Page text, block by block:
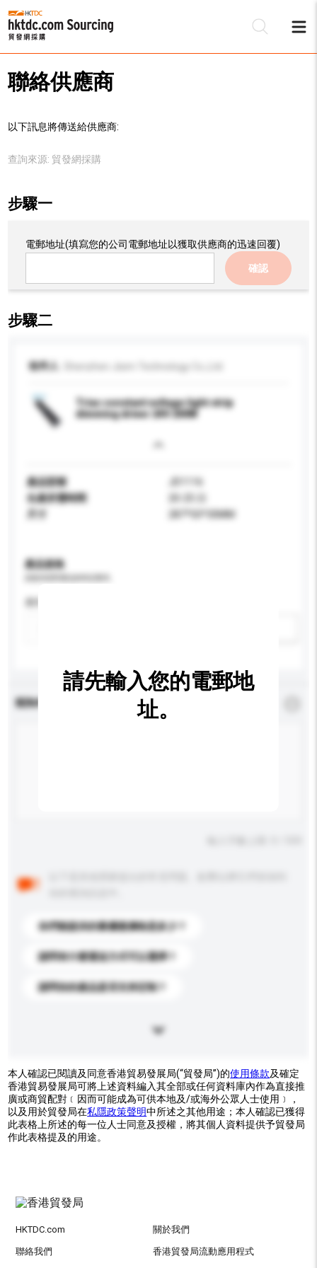
聯絡供應商
以下訊息將傳送給供應商:
查詢來源: 貿發網採購
步驟一
電郵地址(填寫您的公司電郵地址以獲取供應商的迅速回覆)
確認
步驟二
收件人
Triac constant voltage light strip
dimming driver 24V 200W
產品型號
生產所需時間
287*50*30MM
產品規格
查詢內容
你們能提供的最優惠價格是多少？
請問有什麼運送方式可以選擇？
請問你的產品是否支持定制？
請先輸入您的電郵地
址。
本人確認已閱讀及同意香港貿易發展局(“貿發局”)的使用條款及確定
香港貿易發展局可將上述資料編入其全部或任何資料庫內作為直接推
廣或商貿配對﹝因而可能成為可供本地及/或海外公眾人士使用﹞，
以及用於貿發局在私隱政策聲明中所述之其他用途；本人確認已獲得
此表格上所述的每一位人士同意及授權，將其個人資料提供予貿發局
作此表格提及的用途。
HKTDC.com 關於我們
聯絡我們 香港貿發局流動應用程式